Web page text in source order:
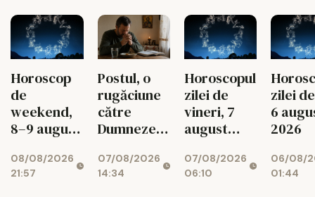
Horoscop
de
weekend,
8–9 august
08/08/2026
21:57
Postul, o
rugăciune
către
Dumnezeu
toată viața
07/08/2026
14:34
Horoscopul
zilei de
vineri, 7
august
07/08/2026
06:10
zilei
6
2026
06/08/
01:44